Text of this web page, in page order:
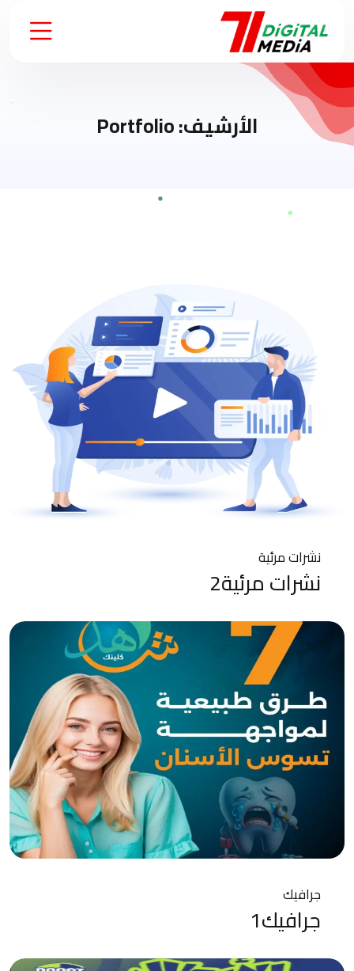
الأرشيف:Portfolio
نشرات مرئية
نشرات مرئية2
جرافيك
جرافيك1